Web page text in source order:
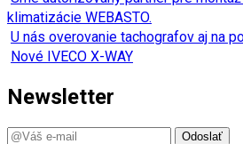
klimatizácie WEBASTO.
U nás overovanie tachografov aj na
Nové IVECO X-WAY
Newsletter